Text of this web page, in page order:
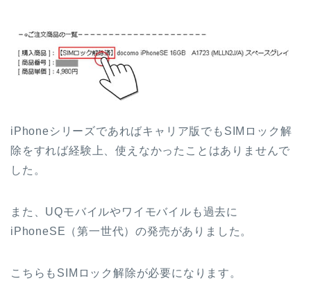
iPhoneシリーズであればキャリア版でもSIMロック解
除をすれば経験上、使えなかったことはありませんで
した。
また、UQモバイルやワイモバイルも過去に
iPhoneSE（第一世代）の発売がありました。
こちらもSIMロック解除が必要になります。